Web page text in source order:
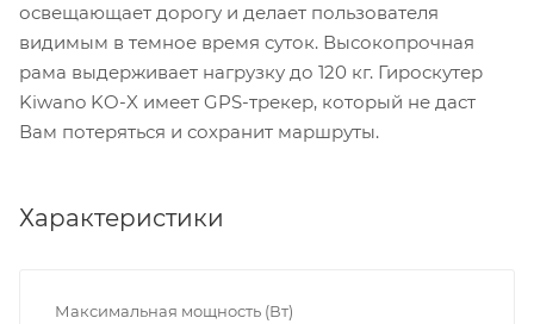
освещающает дорогу и делает пользователя
видимым в темное время суток. Высокопрочная
рама выдерживает нагрузку до 120 кг. Гироскутер
Kiwano KO-X имеет GPS-трекер, который не даст
Вам потеряться и сохранит маршруты.
Характеристики
Максимальная мощность (Вт)